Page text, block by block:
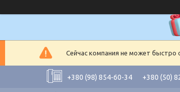
Сейчас компания не может быстро
+380 (98) 854-60-34 +380 (50)